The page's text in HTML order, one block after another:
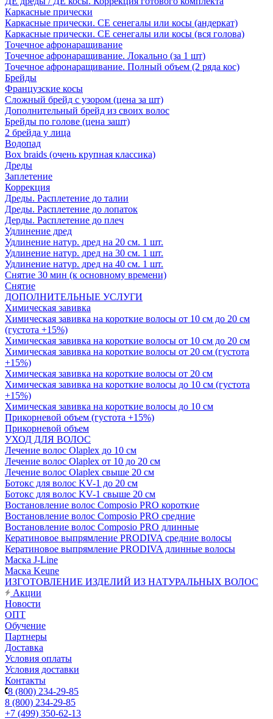
Каркасные прически
Каркасные прически. СЕ сенегалы или косы (андеркат)
Каркасные прически. СЕ сенегалы или косы (вся голова)
Точечное афронаращивание
Точечное афронаращивание. Локально (за 1 шт)
Точечное афронаращивание. Полный объем (2 ряда кос)
Брейды
Французские косы
Сложный брейд с узором (цена за шт)
Дополнительный брейд из своих волос
Брейды по голове (цена зашт)
2 брейда у лица
Водопад
Box braids (очень крупная классика)
Дреды
Заплетение
Коррекция
Дреды. Расплетение до талии
Дреды. Расплетение до лопаток
Дерды. Расплетение до плеч
Удлинение дред
Удлинение натур. дред на 20 см. 1 шт.
Удлинение натур. дред на 30 см. 1 шт.
Удлинение натур. дред на 40 см. 1 шт.
Снятие 30 мин (к основному времени)
Снятие
ДОПОЛНИТЕЛЬНЫЕ УСЛУГИ
Химическая завивка
Химическая завивка на короткие волосы от 10 см до 20 см
(густота +15%)
Химическая завивка на короткие волосы от 10 см до 20 см
Химическая завивка на короткие волосы от 20 см (густота
+15%)
Химическая завивка на короткие волосы от 20 см
Химическая завивка на короткие волосы до 10 см (густота
+15%)
Химическая завивка на короткие волосы до 10 см
Прикорневой объем (густота +15%)
Прикорневой объем
УХОД ДЛЯ ВОЛОС
Лечение волос Olapleх до 10 см
Лечение волос Olapleх от 10 до 20 см
Лечение волос Olapleх свыше 20 см
Ботокс для волос KV-1 до 20 см
Ботокс для волос KV-1 свыше 20 см
Востановление волос Composio PRO короткие
Востановление волос Composio PRO средние
Востановление волос Composio PRO длинные
Кератиновое выпрямление PRODIVA средние волосы
Кератиновое выпрямление PRODIVA длинные волосы
Маска J-Line
Маска Keune
ИЗГОТОВЛЕНИЕ ИЗДЕЛИЙ ИЗ НАТУРАЛЬНЫХ ВОЛОС
Акции
Новости
ОПТ
Обучение
Партнеры
Доставка
Условия оплаты
Условия доставки
Контакты
8 (800) 234-29-85
8 (800) 234-29-85
+7 (499) 350-62-13